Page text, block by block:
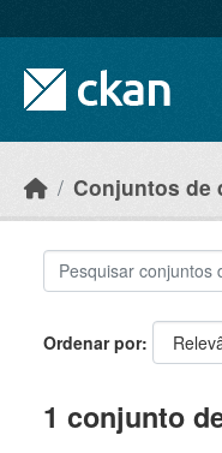
Conjuntos de
Ordenar por
1 conjunto